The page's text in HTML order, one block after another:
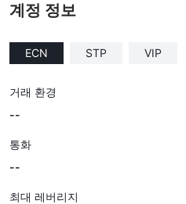
계정 정보
ECN STP VIP
거래 환경
--
통화
--
최대 레버리지